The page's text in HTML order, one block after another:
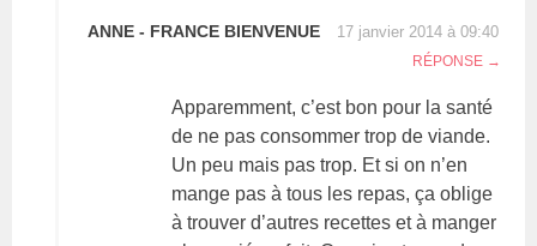
ANNE - FRANCE BIENVENUE 17 janvier 2014 à 09:40
RÉPONSE
Apparemment, c’est bon pour la santé
de ne pas consommer trop de viande.
Un peu mais pas trop. Et si on n’en
mange pas à tous les repas, ça oblige
à trouver d’autres recettes et à manger